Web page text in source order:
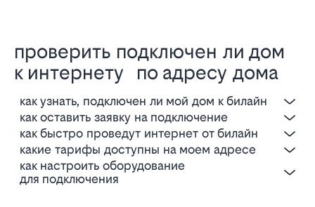
проверить подключен ли дом
к интернету по адресу дома
как узнать, подключен ли мой дом к билайн
как оставить заявку на подключение
как быстро проведут интернет от билайн
какие тарифы доступны на моем адресе
как настроить оборудование
для подключения